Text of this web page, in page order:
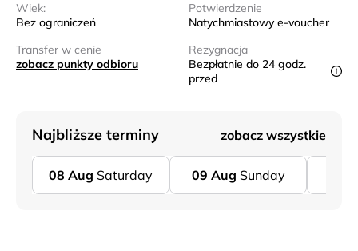
Wiek:
Bez ograniczeń
Potwierdzenie
Natychmiastowy e-voucher
Transfer w cenie
zobacz punkty odbioru
Rezygnacja
Bezpłatnie do 24 godz.
przed
Najbliższe terminy zobacz wszystkie
08 Aug Saturday 09 Aug Sunday